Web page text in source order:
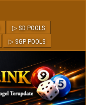
▷ SD POOLS
▷ SGP POOLS